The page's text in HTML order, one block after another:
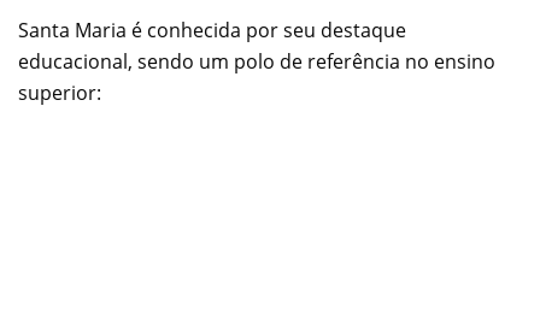
Santa Maria é conhecida por seu destaque
educacional, sendo um polo de referência no ensino
superior: